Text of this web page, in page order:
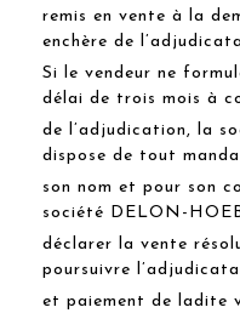
remis en vente à la
enchère de
Si le vendeur ne
délai de trois mois à
de l’adjudication, la
dispose de tout
son nom et pour son
société DELON-
déclarer la vente
poursuivre
et paiement de ladite